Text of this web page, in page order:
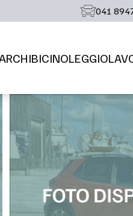
‭041
BICINOLEGGIO